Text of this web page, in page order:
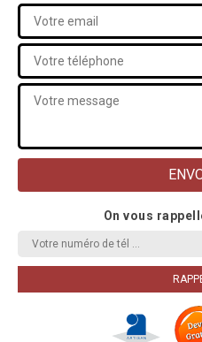
On vous